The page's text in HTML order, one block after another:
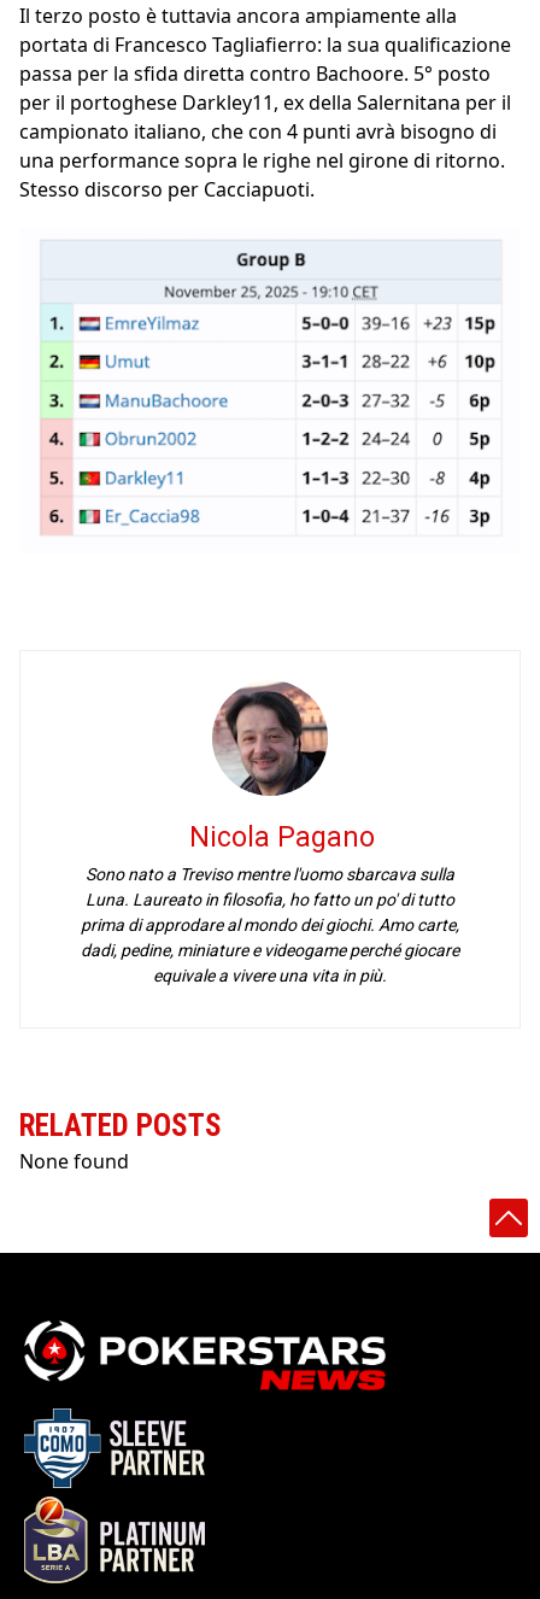
Il terzo posto è tuttavia ancora ampiamente alla
portata di Francesco Tagliafierro: la sua qualificazione
passa per la sfida diretta contro Bachoore. 5° posto
per il portoghese Darkley11, ex della Salernitana per il
campionato italiano, che con 4 punti avrà bisogno di
una performance sopra le righe nel girone di ritorno.
Stesso discorso per Cacciapuoti.
Nicola Pagano
Sono nato a Treviso mentre l'uomo sbarcava sulla
Luna. Laureato in filosofia, ho fatto un po' di tutto
prima di approdare al mondo dei giochi. Amo carte,
dadi, pedine, miniature e videogame perché giocare
equivale a vivere una vita in più.
RELATED POSTS
None found